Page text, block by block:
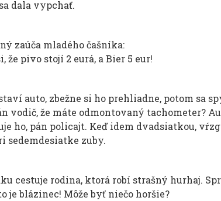
dala vypchať.
zaúča mladého čašníka:
že pivo stojí 2 eurá, a Bier 5 eur!
auto, zbežne si ho prehliadne, potom sa
vodič, že máte odmontovaný tachometer?
ho, pán policajt. Keď idem dvadsiatkou,
sedemdesiatke zuby.
cestuje rodina, ktorá robí strašný hurhaj.
je blázinec! Môže byť niečo horšie?